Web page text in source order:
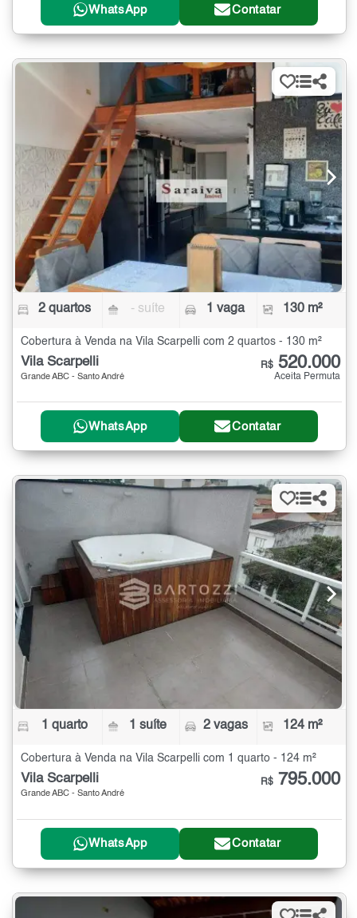
WhatsApp Contatar
2 quartos - suíte 1 vaga 130 m²
Cobertura à Venda na Vila Scarpelli com 2 quartos - 130 m²
Vila Scarpelli
Grande ABC - Santo André
R$ 520.000
Aceita Permuta
WhatsApp Contatar
1 quarto 1 suíte 2 vagas 124 m²
Cobertura à Venda na Vila Scarpelli com 1 quarto - 124 m²
Vila Scarpelli
Grande ABC - Santo André
R$ 795.000
WhatsApp Contatar